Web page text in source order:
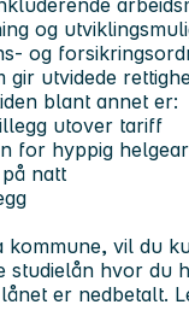
og
og
gir utvidede
blant annet er:
utover tariff
for hyppig
natt
kommune, vil du
studielån hvor du
er nedbetalt.